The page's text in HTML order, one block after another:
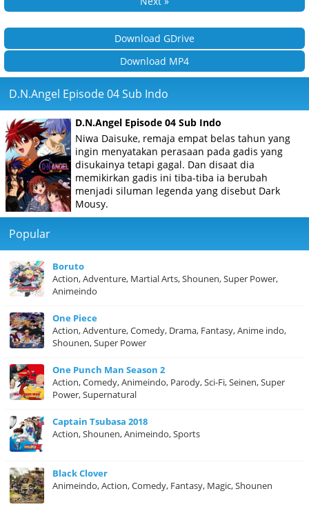
Download GDrive
Download MP4
D.N.Angel Episode 04 Sub Indo
D.N.Angel Episode 04 Sub Indo
Niwa Daisuke, remaja empat belas tahun yang
ingin menyatakan perasaan pada gadis yang
disukainya tetapi gagal. Dan disaat dia
memikirkan gadis ini tiba-tiba ia berubah
menjadi siluman legenda yang disebut Dark
Mousy.
Popular
Boruto
Action, Adventure, Martial Arts, Shounen, Super Power,
Animeindo
One Piece
Action, Adventure, Comedy, Drama, Fantasy, Anime indo,
Shounen, Super Power
One Punch Man Season 2
Action, Comedy, Animeindo, Parody, Sci-Fi, Seinen, Super
Power, Supernatural
Captain Tsubasa 2018
Action, Shounen, Animeindo, Sports
Black Clover
Animeindo, Action, Comedy, Fantasy, Magic, Shounen